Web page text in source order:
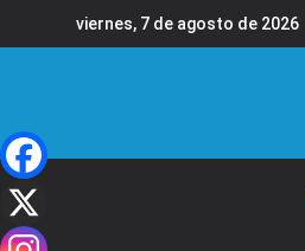
viernes, 7 de agosto de 2026